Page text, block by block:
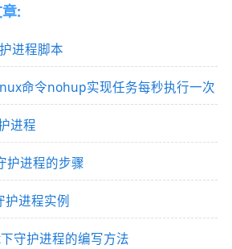
:
进程脚本
命令nohup实现任务每秒执行一次
进程
护进程的步骤
护进程实例
守护进程的编写方法